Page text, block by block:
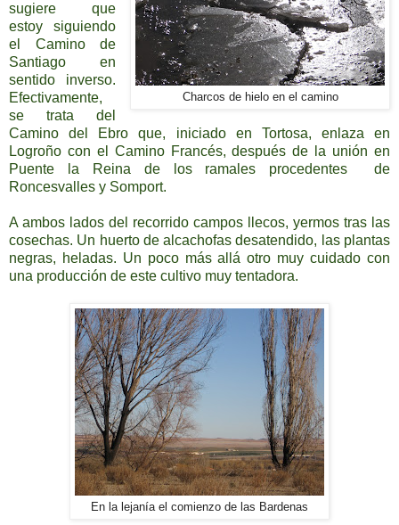
Charcos de hielo en el camino
sugiere que
estoy siguiendo
el Camino de
Santiago en
sentido inverso.
Efectivamente,
se trata del
Camino del Ebro que, iniciado en Tortosa, enlaza en
Logroño con el Camino Francés, después de la unión en
Puente
la Reinade los ramales procedentes de
Roncesvalles y Somport.
A ambos lados del recorrido campos llecos, yermos tras las
cosechas. Un huerto de alcachofas desatendido, las plantas
negras, heladas. Un poco más allá otro muy cuidado con
una producción de este cultivo muy tentadora.
En la lejanía el comienzo de las Bardenas